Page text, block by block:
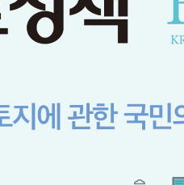
』1人当たり賠償10万ウォン
」1番艦、2032年竣工と公示
韓国がいっちょがみしたので
韓国で『BYD』車は売れてい
空港に詰めかけ「出て行け！